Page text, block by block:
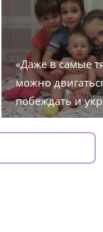
«Даже в самые
можно
побеждать и